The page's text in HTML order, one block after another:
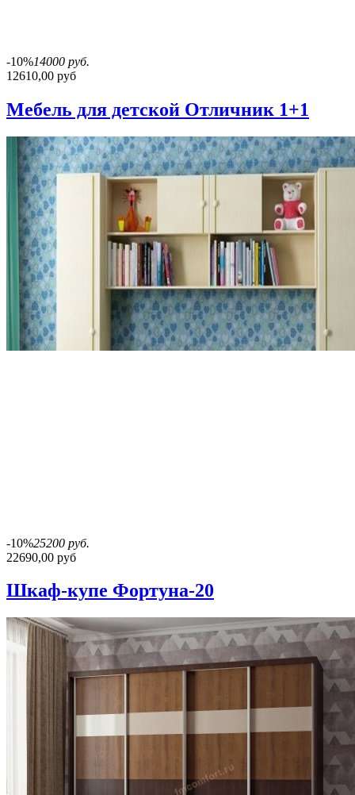
-10%14000 руб.
12610,00 руб
Мебель для детской Отличник 1+1
-10%25200 руб.
22690,00 руб
Шкаф-купе Фортуна-20